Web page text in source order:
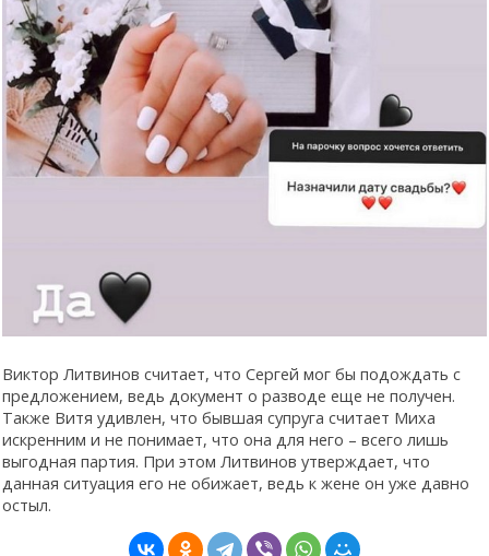
Виктор Литвинов считает, что Сергей мог бы подождать с
предложением, ведь документ о разводе еще не получен.
Также Витя удивлен, что бывшая супруга считает Миха
искренним и не понимает, что она для него – всего лишь
выгодная партия. При этом Литвинов утверждает, что
данная ситуация его не обижает, ведь к жене он уже давно
остыл.